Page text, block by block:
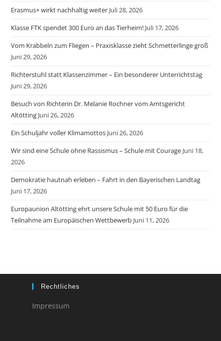
Erasmus+ wirkt nachhaltig weiter Juli 28, 2026
Klasse FTK spendet 300 Euro an das Tierheim! Juli 17, 2026
Vom Krabbeln zum Fliegen – Praxisklasse zieht Schmetterlinge groß
Juni 29, 2026
Richterstuhl statt Klassenzimmer – Ein besonderer Unterrichtstag
Juni 29, 2026
Besuch von Richterin Dr. Melanie Rochner vom Amtsgericht
Altötting Juni 26, 2026
Ein Schuljahr voller Klimamottos Juni 26, 2026
Wir sind eine Schule ohne Rassismus – Schule mit Courage Juni 18,
2026
Demokratie hautnah erleben – Fahrt in den Bayerischen Landtag
Juni 17, 2026
Europaunion Altötting ehrt unsere Schule mit 50 Euro für die
Teilnahme am Europäischen Wettbewerb Juni 11, 2026
Rechtliches
Impressum